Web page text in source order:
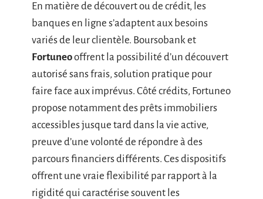
En matière de découvert ou de crédit, les
banques en ligne s’adaptent aux besoins
variés de leur clientèle. Boursobank et
Fortuneooffrent la possibilité d’un découvert
autorisé sans frais, solution pratique pour
faire face aux imprévus. Côté crédits, Fortuneo
propose notamment des prêts immobiliers
accessibles jusque tard dans la vie active,
preuve d’une volonté de répondre à des
parcours financiers différents. Ces dispositifs
offrent une vraie flexibilité par rapport à la
rigidité qui caractérise souvent les